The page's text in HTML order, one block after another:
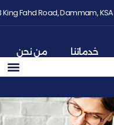
King Fahd Road, Dammam, KSA
خدماتنا من نحن